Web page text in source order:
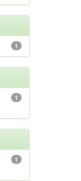
1
1
1